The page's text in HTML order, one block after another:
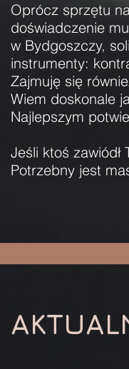
Oprócz sprzętu
doświadczenie
w Bydgoszczy,
instrumenty:
Zajmuję się
Wiem doskonale
Najlepszym
Jeśli ktoś
Potrzebny jest